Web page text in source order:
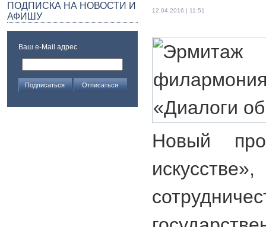
ПОДПИСКА НА НОВОСТИ И
АФИШУ
Ваш e-Mail адрес
12.04.2016 | 11:51
Новый